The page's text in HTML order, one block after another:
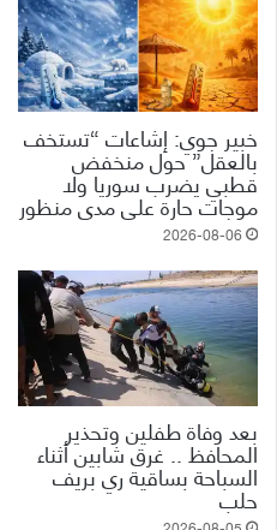
خبير جوي: إشاعات “تستخف
بالعقل” حول منخفض
قطبي يضرب سوريا ولا
موجات حارة على مدى منظور
2026-08-06
بعد وفاة طفلين وتحذير
المحافظ .. غرق شابين أثناء
السباحة بساقية ري بريف
حلب